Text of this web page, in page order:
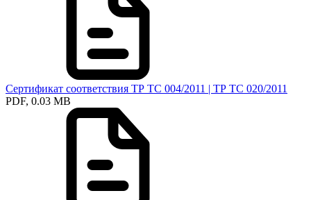
Сертификат соответствия ТР ТС 004/2011 | ТР ТС 020/2011
PDF, 0.03 MB